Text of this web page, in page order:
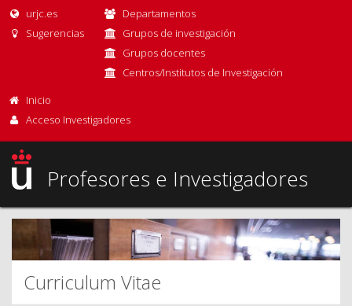
urjc.es
Sugerencias
Departamentos
Grupos de investigación
Grupos docentes
Centros/Institutos de Investigación
Inicio
Acceso Investigadores
Profesores e Investigadores
Curriculum Vitae